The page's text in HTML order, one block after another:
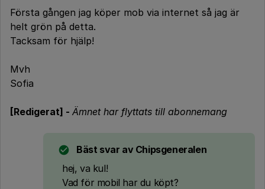
Första gången jag köper mob via internet så jag är
helt grön på detta.
Tacksam för hjälp!
Mvh
Sofia
[Redigerat] - Ämnet har flyttats till abonnemang
Bäst svar av Chipsgeneralen
hej, va kul!
Vad för mobil har du köpt?